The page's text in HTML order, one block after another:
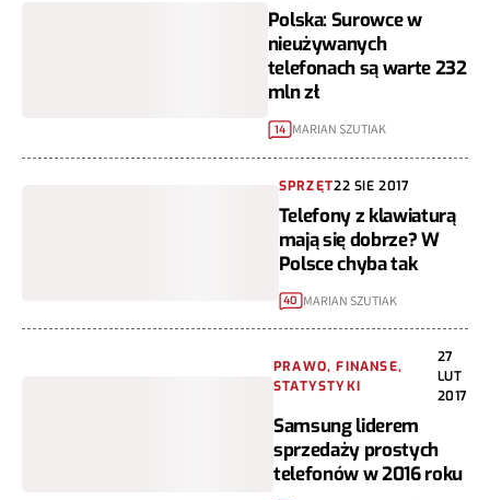
Polska: Surowce w
nieużywanych
telefonach są warte 232
mln zł
14 MARIAN SZUTIAK
SPRZĘT22 SIE 2017
Telefony z klawiaturą
mają się dobrze? W
Polsce chyba tak
40 MARIAN SZUTIAK
PRAWO, FINANSE,
STATYSTYKI
27
LUT
2017
Samsung liderem
sprzedaży prostych
telefonów w 2016 roku